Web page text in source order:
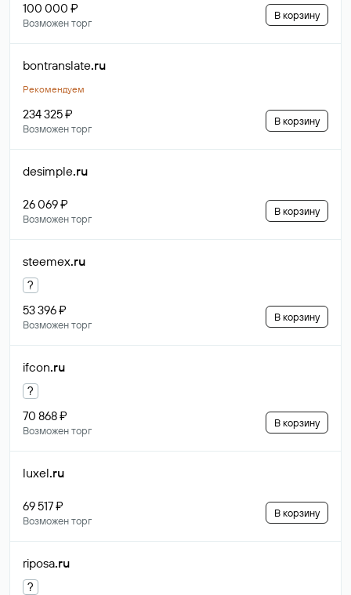
100 000 ₽
Возможен торг
В корзину
bontranslate.ru
Рекомендуем
234 325 ₽
Возможен торг
В корзину
desimple.ru
26 069 ₽
Возможен торг
В корзину
steemex.ru
?
53 396 ₽
Возможен торг
В корзину
ifcon.ru
?
70 868 ₽
Возможен торг
В корзину
luxel.ru
69 517 ₽
Возможен торг
В корзину
riposa.ru
?